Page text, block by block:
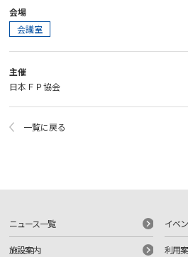
会場
会議室
主催
日本ＦＰ協会
一覧に戻る
ニュース一覧 イベ
施設案内 利用